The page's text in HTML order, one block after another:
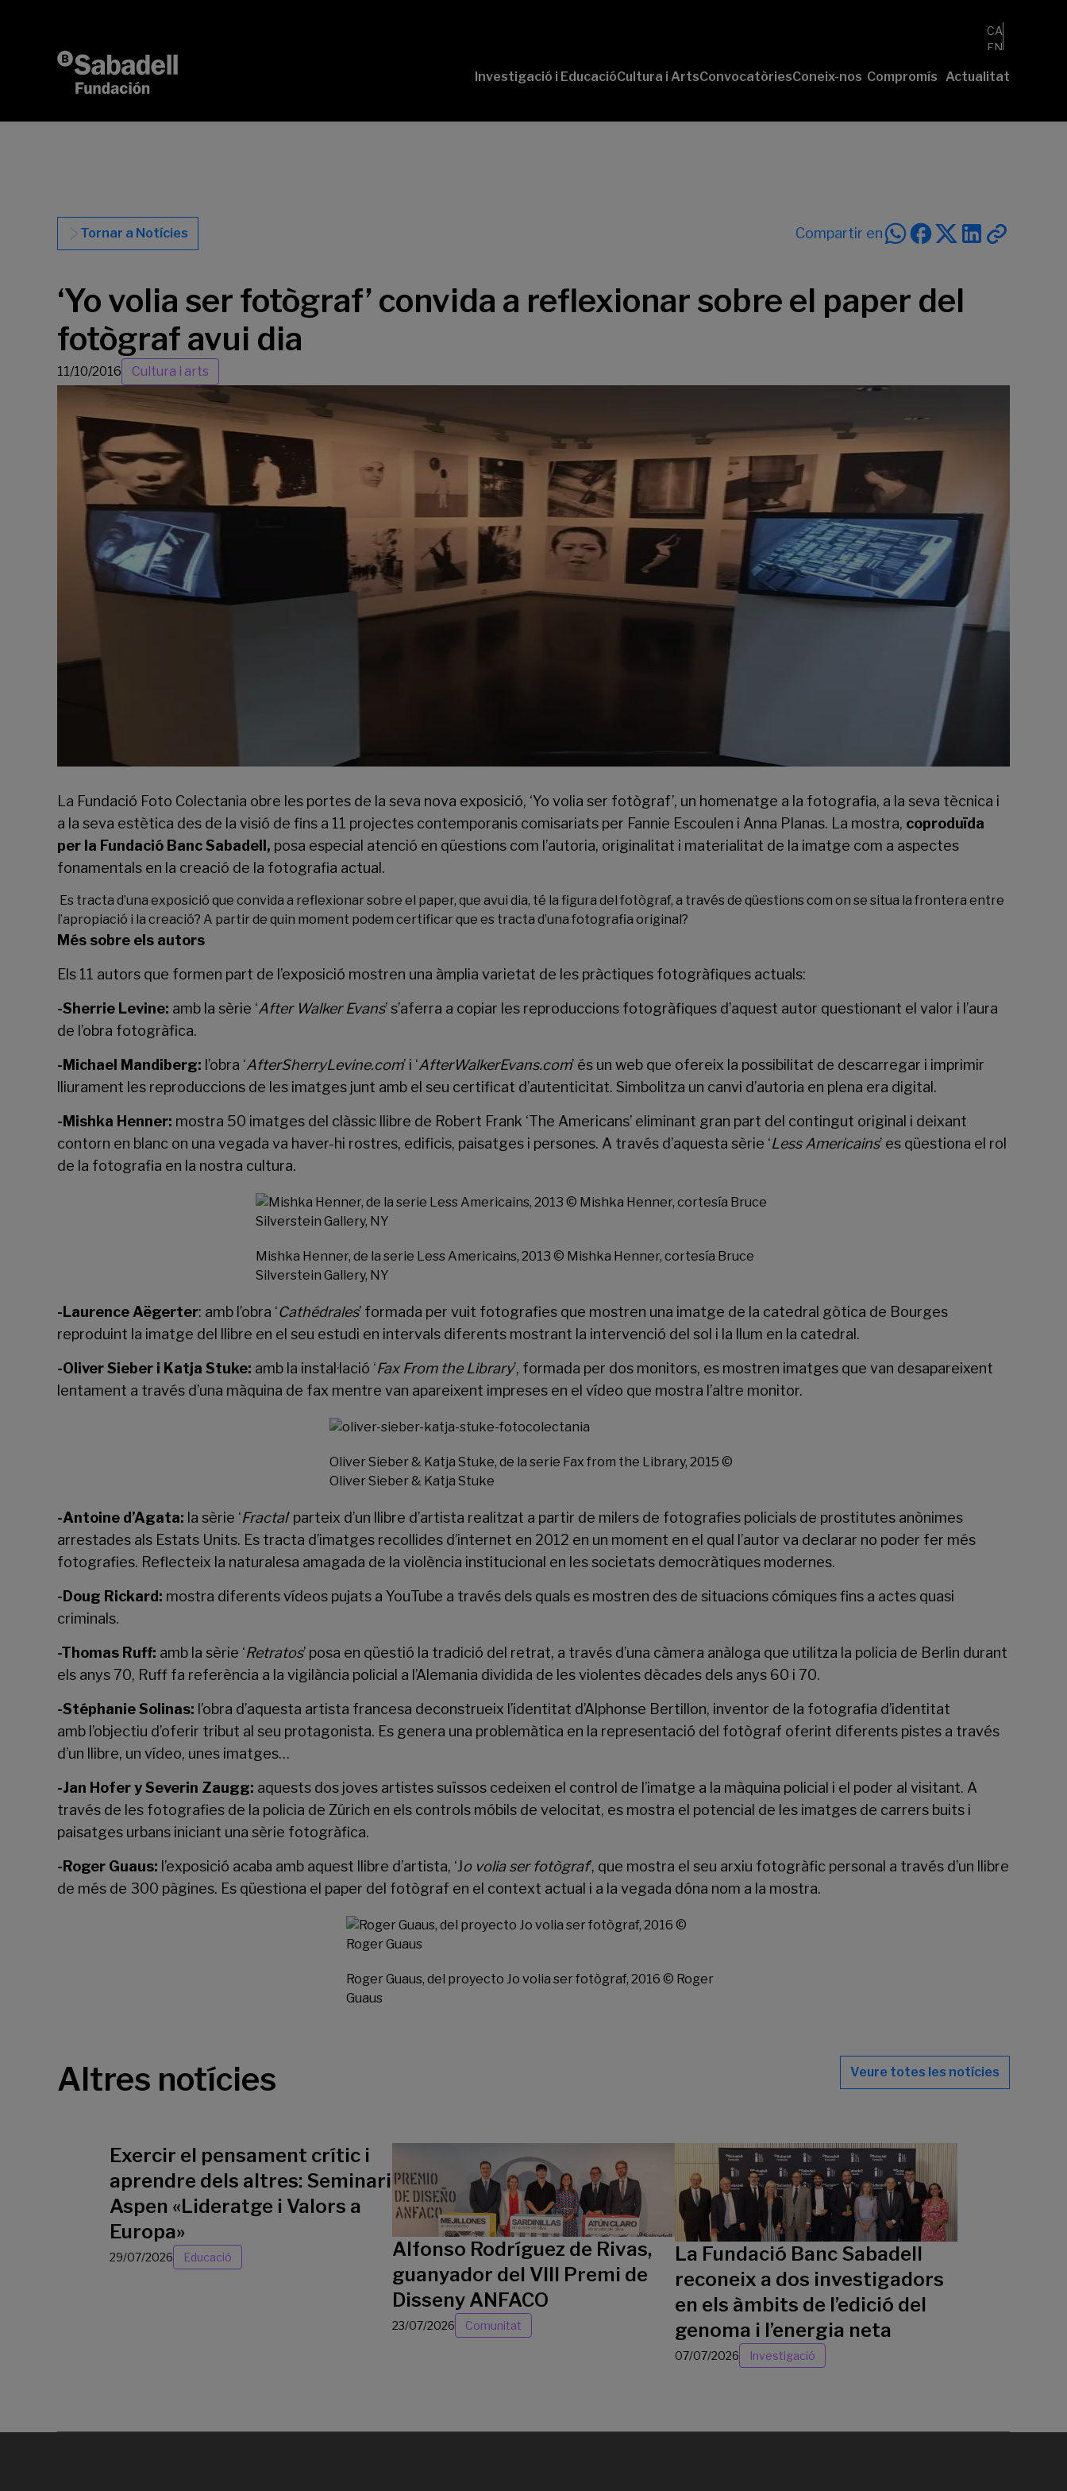
CA
EN
Investigació i EducacióCultura i ArtsConvocatòriesConeix-nos Compromís Actualitat
Tornar a Notícies Compartir en
‘Yo volia ser fotògraf’ convida a reflexionar sobre el paper del
fotògraf avui dia
11/10/2016 Cultura i arts
La Fundació Foto Colectania obre les portes de la seva nova exposició, ‘Yo volia ser fotògraf’, un homenatge a la fotografia, a la seva tècnica i
a la seva estètica des de la visió de fins a 11 projectes contemporanis comisariats per Fannie Escoulen i Anna Planas. La mostra, coproduïda
per la Fundació Banc Sabadell, posa especial atenció en qüestions com l’autoria, originalitat i materialitat de la imatge com a aspectes
fonamentals en la creació de la fotografia actual.
Es tracta d’una exposició que convida a reflexionar sobre el paper, que avui dia, té la figura del fotògraf, a través de qüestions com on se situa la frontera entre
l’apropiació i la creació? A partir de quin moment podem certificar que es tracta d’una fotografia original?
Més sobre els autors
Els 11 autors que formen part de l’exposició mostren una àmplia varietat de les pràctiques fotogràfiques actuals:
-Sherrie Levine: amb la sèrie ‘After Walker Evans’ s’aferra a copiar les reproduccions fotogràfiques d’aquest autor questionant el valor i l’aura
de l’obra fotogràfica.
-Michael Mandiberg: l’obra ‘AfterSherryLevine.com’ i ‘AfterWalkerEvans.com’ és un web que ofereix la possibilitat de descarregar i imprimir
lliurament les reproduccions de les imatges junt amb el seu certificat d’autenticitat. Simbolitza un canvi d’autoria en plena era digital.
-Mishka Henner: mostra 50 imatges del clàssic llibre de Robert Frank ‘The Americans’ eliminant gran part del contingut original i deixant
contorn en blanc on una vegada va haver-hi rostres, edificis, paisatges i persones. A través d’aquesta sèrie ‘Less Americains’ es qüestiona el rol
de la fotografia en la nostra cultura.
Mishka Henner, de la serie Less Americains, 2013 © Mishka Henner, cortesía Bruce
Silverstein Gallery, NY
-Laurence Aëgerter: amb l’obra ‘Cathédrales’ formada per vuit fotografies que mostren una imatge de la catedral gòtica de Bourges
reproduint la imatge del llibre en el seu estudi en intervals diferents mostrant la intervenció del sol i la llum en la catedral.
-Oliver Sieber i Katja Stuke: amb la instal·lació ‘Fax From the Library’, formada per dos monitors, es mostren imatges que van desapareixent
lentament a través d’una màquina de fax mentre van apareixent impreses en el vídeo que mostra l’altre monitor.
Oliver Sieber & Katja Stuke, de la serie Fax from the Library, 2015 ©
Oliver Sieber & Katja Stuke
-Antoine d’Agata: la sèrie ‘Fractal’ parteix d’un llibre d’artista realitzat a partir de milers de fotografies policials de prostitutes anònimes
arrestades als Estats Units. Es tracta d’imatges recollides d’internet en 2012 en un moment en el qual l’autor va declarar no poder fer més
fotografies. Reflecteix la naturalesa amagada de la violència institucional en les societats democràtiques modernes.
-Doug Rickard: mostra diferents vídeos pujats a YouTube a través dels quals es mostren des de situacions cómiques fins a actes quasi
criminals.
-Thomas Ruff: amb la sèrie ‘Retratos’ posa en qüestió la tradició del retrat, a través d’una càmera anàloga que utilitza la policia de Berlin durant
els anys 70, Ruff fa referència a la vigilància policial a l’Alemania dividida de les violentes dècades dels anys 60 i 70.
-Stéphanie Solinas: l’obra d’aquesta artista francesa deconstrueix l’identitat d’Alphonse Bertillon, inventor de la fotografia d’identitat
amb l’objectiu d’oferir tribut al seu protagonista. Es genera una problemàtica en la representació del fotògraf oferint diferents pistes a través
d’un llibre, un vídeo, unes imatges…
-Jan Hofer y Severin Zaugg: aquests dos joves artistes suïssos cedeixen el control de l’imatge a la màquina policial i el poder al visitant. A
través de les fotografies de la policia de Zúrich en els controls móbils de velocitat, es mostra el potencial de les imatges de carrers buits i
paisatges urbans iniciant una sèrie fotogràfica.
-Roger Guaus: l’exposició acaba amb aquest llibre d’artista, ‘Jo volia ser fotògraf’, que mostra el seu arxiu fotogràfic personal a través d’un llibre
de més de 300 pàgines. Es qüestiona el paper del fotògraf en el context actual i a la vegada dóna nom a la mostra.
Roger Guaus, del proyecto Jo volia ser fotògraf, 2016 © Roger
Guaus
Altres notícies Veure totes les notícies
Exercir el pensament crític i
aprendre dels altres: Seminari
Aspen «Lideratge i Valors a
Europa»
29/07/2026 Educació
Alfonso Rodríguez de Rivas,
guanyador del VIII Premi de
Disseny ANFACO
23/07/2026 Comunitat
La Fundació Banc Sabadell
reconeix a dos investigadors
en els àmbits de l’edició del
genoma i l’energia neta
07/07/2026 Investigació